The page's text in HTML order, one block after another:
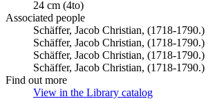
24 cm (4to)
Associated people
Schäffer, Jacob Christian, (1718-1790.)
Schäffer, Jacob Christian, (1718-1790.)
Schäffer, Jacob Christian, (1718-1790.)
Schäffer, Jacob Christian, (1718-1790.)
Find out more
View in the Library catalog